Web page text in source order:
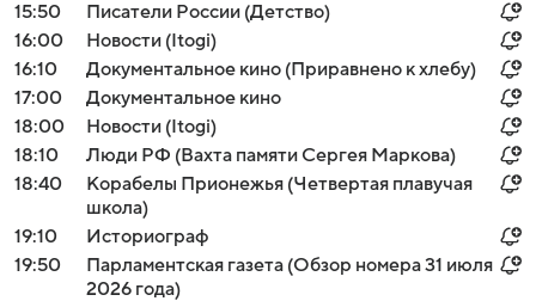
15:50
Писатели России (Детство)
16:00
Новости (Itogi)
16:10
Документальное кино (Приравнено к хлебу)
17:00
Документальное кино
18:00
Новости (Itogi)
18:10
Люди РФ (Вахта памяти Сергея Маркова)
18:40
Корабелы Прионежья (Четвертая плавучая
школа)
19:10
Историограф
19:50
Парламентская газета (Обзор номера 31 июля
2026 года)